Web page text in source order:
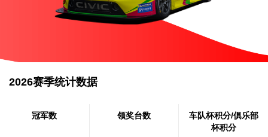
2026赛季统计数据
冠军数 领奖台数
车队杯积分/俱乐部
杯积分